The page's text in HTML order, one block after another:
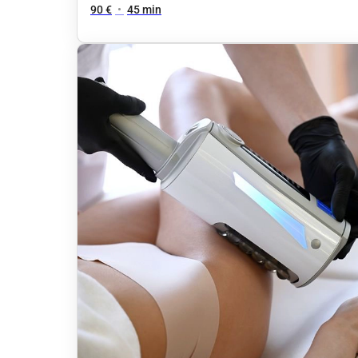
90 € • 45 min